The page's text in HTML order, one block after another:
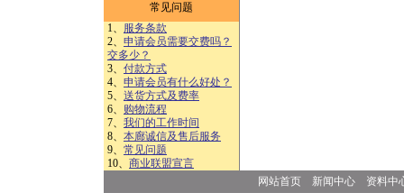
常见问题
1、 服务条款
2、 申请会员需要交费吗？
交多少？
3、 付款方式
4、 申请会员有什么好处？
5、 送货方式及费率
6、 购物流程
7、 我们的工作时间
8、 本廊诚信及售后服务
9、 常见问题
10、 商业联盟宣言
网站首页 新闻中心
资料中